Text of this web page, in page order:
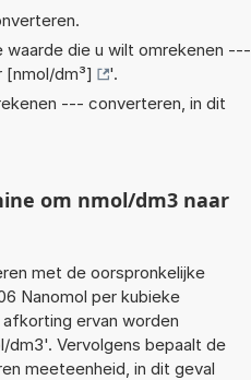
die u wilt omrekenen ---
[nmol/dm³]
'.
--- converteren, in dit
om nmol/dm3 naar
met de oorspronkelijke
Nanomol per kubieke
ervan worden
Vervolgens bepaalt de
meeteenheid, in dit geval